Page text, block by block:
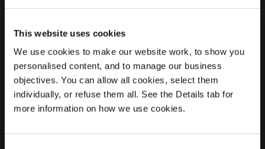
This website uses cookies
We use cookies to make our website work, to show you
personalised content, and to manage our business
objectives. You can allow all cookies, select them
individually, or refuse them all. See the Details tab for
more information on how we use cookies.
Ultra-Fast